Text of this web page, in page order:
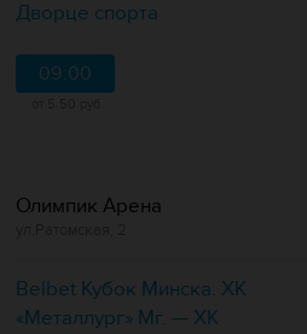
Дворце спорта
09:00
Олимпик Арена
Belbet Кубок Минска. ХК
«Металлург» Мг. — ХК